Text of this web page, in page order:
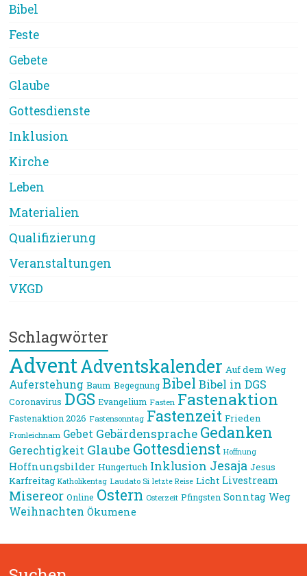
Bibel
Feste
Gebete
Glaube
Gottesdienste
Inklusion
Kirche
Leben
Materialien
Qualifizierung
Veranstaltungen
VKGD
Schlagwörter
AdventAdventskalender Auf dem Weg
Auferstehung Baum Begegnung Bibel Bibel in DGS
Coronavirus DGS Evangelium Fasten Fastenaktion
Fastenaktion 2026 Fastensonntag Fastenzeit Frieden
Fronleichnam Gebet Gebärdensprache Gedanken
Gerechtigkeit Glaube Gottesdienst Hoffnung
Hoffnungsbilder Hungertuch Inklusion Jesaja Jesus
Karfreitag Katholikentag Laudato Si letzte Reise Licht Livestream
Misereor Online Ostern Osterzeit Pfingsten Sonntag Weg
Weihnachten Ökumene